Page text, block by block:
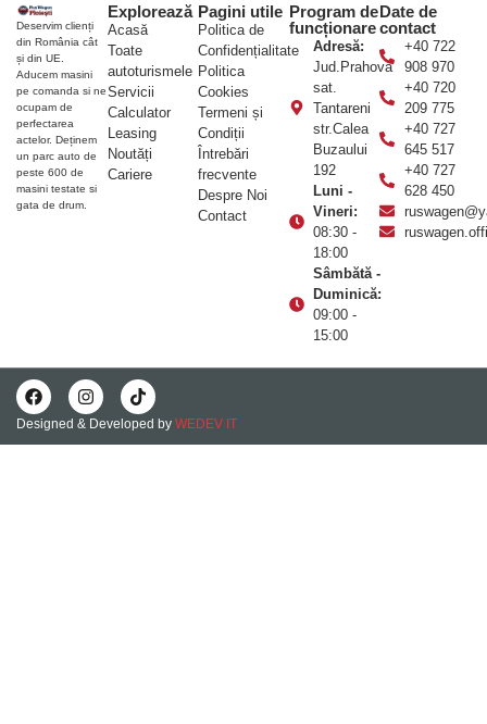
Deservim clienți
din România cât
și din UE.
Aducem masini
pe comanda si ne
ocupam de
perfectarea
actelor. Deținem
un parc auto de
peste 600 de
masini testate si
gata de drum.
Explorează
Acasă
Toate
autoturismele
Servicii
Calculator
Leasing
Noutăți
Cariere
Pagini utile
Politica de
Confidențialitate
Politica
Cookies
Termeni și
Condiții
Întrebări
frecvente
Despre Noi
Contact
Program de
funcționare
Adresă:
Jud.Prahova
sat.
Tantareni
str.Calea
Buzaului
192
Luni -
Vineri:
08:30 -
18:00
Sâmbătă -
Duminică:
09:00 -
15:00
Date de
contact
+40 722
908 970
+40 720
209 775
+40 727
645 517
+40 727
628 450
Designed & Developed by WEDEV IT